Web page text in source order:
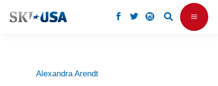
Alexandra Arendt